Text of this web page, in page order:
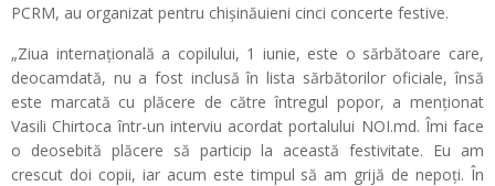
PCRM, au organizat pentru chișinăuieni cinci concerte festive.
„Ziua internațională a copilului, 1 iunie, este o sărbătoare care,
deocamdată, nu a fost inclusă în lista sărbătorilor oficiale, însă
este marcată cu plăcere de către întregul popor, a menționat
Vasili Chirtoca într-un interviu acordat portalului NOI.md. Îmi face
o deosebită plăcere să particip la această festivitate. Eu am
crescut doi copii, iar acum este timpul să am grijă de nepoți. În